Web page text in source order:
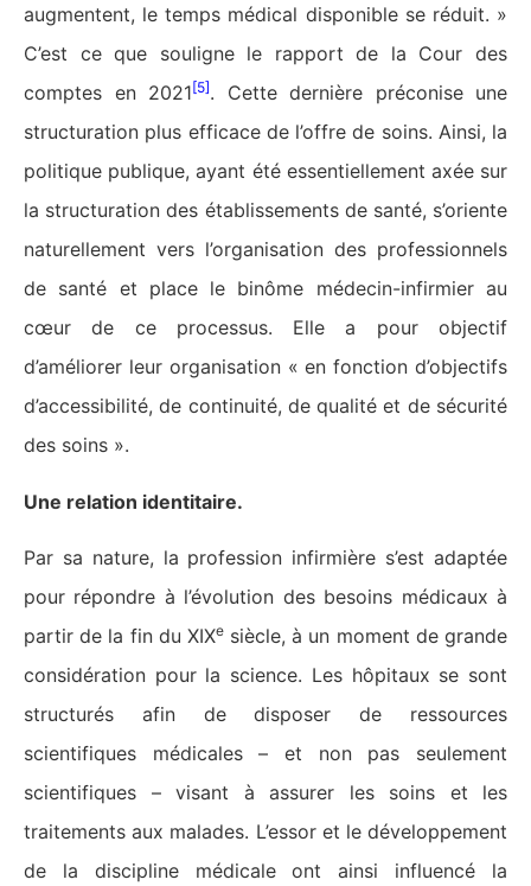
augmentent, le temps médical disponible se réduit. »
C’est ce que souligne le rapport de la Cour des
comptes en 2021[5]. Cette dernière préconise une
structuration plus efficace de l’offre de soins. Ainsi, la
politique publique, ayant été essentiellement axée sur
la structuration des établissements de santé, s’oriente
naturellement vers l’organisation des professionnels
de santé et place le binôme médecin-infirmier au
cœur de ce processus. Elle a pour objectif
d’améliorer leur organisation « en fonction d’objectifs
d’accessibilité, de continuité, de qualité et de sécurité
des soins ».
Une relation identitaire.
Par sa nature, la profession infirmière s’est adaptée
pour répondre à l’évolution des besoins médicaux à
partir de la fin du XIXesiècle, à un moment de grande
considération pour la science. Les hôpitaux se sont
structurés afin de disposer de ressources
scientifiques médicales – et non pas seulement
scientifiques – visant à assurer les soins et les
traitements aux malades. L’essor et le développement
de la discipline médicale ont ainsi influencé la